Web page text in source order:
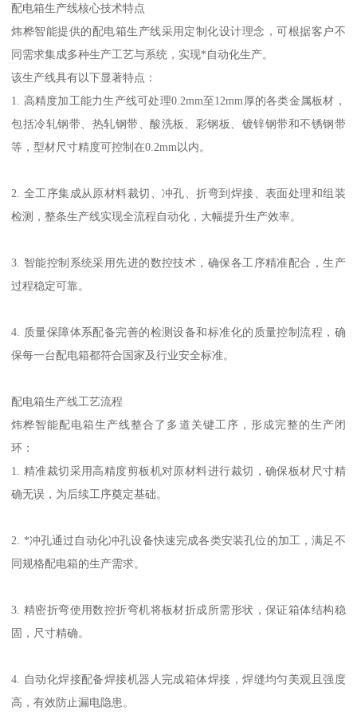
配电箱生产线核心技术特点
炜桦智能提供的配电箱生产线采用定制化设计理念，可根据客户不
同需求集成多种生产工艺与系统，实现*自动化生产。
该生产线具有以下显著特点：
1. 高精度加工能力生产线可处理0.2mm至12mm厚的各类金属板材，
包括冷轧钢带、热轧钢带、酸洗板、彩钢板、镀锌钢带和不锈钢带
等，型材尺寸精度可控制在0.2mm以内。
2. 全工序集成从原材料裁切、冲孔、折弯到焊接、表面处理和组装
检测，整条生产线实现全流程自动化，大幅提升生产效率。
3. 智能控制系统采用先进的数控技术，确保各工序精准配合，生产
过程稳定可靠。
4. 质量保障体系配备完善的检测设备和标准化的质量控制流程，确
保每一台配电箱都符合国家及行业安全标准。
配电箱生产线工艺流程
炜桦智能配电箱生产线整合了多道关键工序，形成完整的生产闭
环：
1. 精准裁切采用高精度剪板机对原材料进行裁切，确保板材尺寸精
确无误，为后续工序奠定基础。
2. *冲孔通过自动化冲孔设备快速完成各类安装孔位的加工，满足不
同规格配电箱的生产需求。
3. 精密折弯使用数控折弯机将板材折成所需形状，保证箱体结构稳
固，尺寸精确。
4. 自动化焊接配备焊接机器人完成箱体焊接，焊缝均匀美观且强度
高，有效防止漏电隐患。